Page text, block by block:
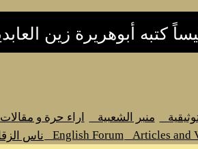
منبر الشعبية اراء حرة و
Articles and
English Forum
ناس